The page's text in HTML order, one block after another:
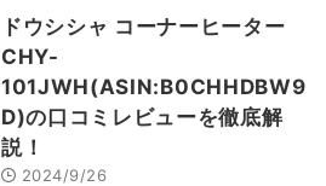
ドウシシャ コーナーヒーター
CHY-
101JWH(ASIN:B0CHHDBW9
D)の口コミレビューを徹底解
説！
2024/9/26